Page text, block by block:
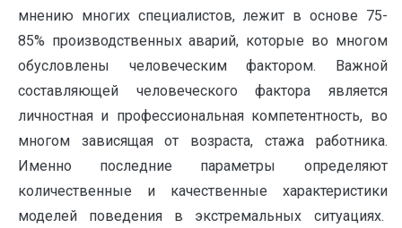
мнению многих специалистов, лежит в основе 75-
85% производственных аварий, которые во многом
обусловлены человеческим фактором. Важной
составляющей человеческого фактора является
личностная и профессиональная компетентность, во
многом зависящая от возраста, стажа работника.
Именно последние параметры определяют
количественные и качественные характеристики
моделей поведения в экстремальных ситуациях.